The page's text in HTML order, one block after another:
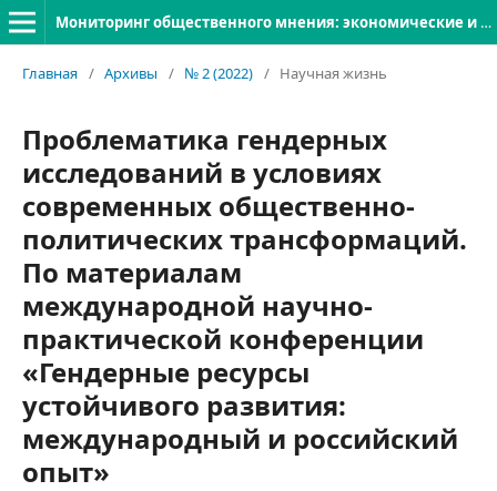
Мониторинг общественного мнения: экономические и социальные перемены
Главная / Архивы / № 2 (2022) / Научная жизнь
Проблематика гендерных
исследований в условиях
современных общественно-
политических трансформаций.
По материалам
международной научно-
практической конференции
«Гендерные ресурсы
устойчивого развития:
международный и российский
опыт»